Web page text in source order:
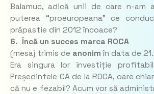
Balamuc, adică unii de care n-am
puterea “proeuropeana” ce
prăpastie din 2012 încoace?
6. Încă un succes marca ROCA
(mesaj trimis de anonim în data de
Era singura lor investiție
Președintele CA de la ROCA, oare
că nu e fezabil? Acum vor să